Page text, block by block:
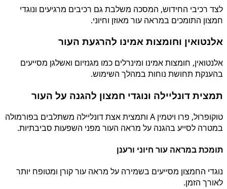
לצד רכיבי החידוש, המסכה משלבת גם רכיבים מרגיעים ונוגדי
חמצון התומכים במראה עור מאוזן וחיוני.
אלנטואין וחומצות אמינו להרגעת העור
אלנטואין, חומצות אמינו ומינרלים כמו מגנזיום ואשלגן מסייעים
בהענקת תחושת נוחות במהלך השימוש.
תמצית דונליילה ונוגדי חמצון להגנה על העור
טוקופרול, פרו ויטמין A ותמצית אצת דונליילה משתלבים בפורמולה
במטרה לסייע בהגנה על מראה העור מפני השפעות סביבתיות.
תומכת במראה עור חיוני ורענן
נוגדי החמצון מסייעים בשמירה על מראה עור קורן ומטופח יותר
לאורך הזמן.